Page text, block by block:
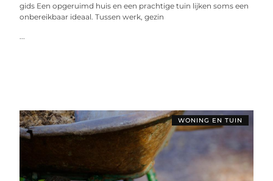
gids Een opgeruimd huis en een prachtige tuin lijken soms een
onbereikbaar ideaal. Tussen werk, gezin
...
WONING EN TUIN